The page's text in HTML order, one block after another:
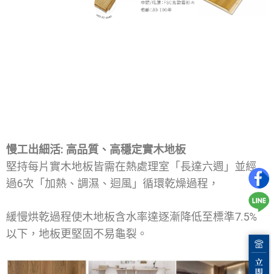
慢工出細活: 高品質、高穩定實木地板
堅持每片實木地板皆需在熱處理室「長達六週」並經
過6次「加熱、調濕、迴風」循環乾燥過程，
緩慢烘乾過程使木地板含水率達逐漸降低至標準7.5%
以下，地板更堅固不易龜裂。